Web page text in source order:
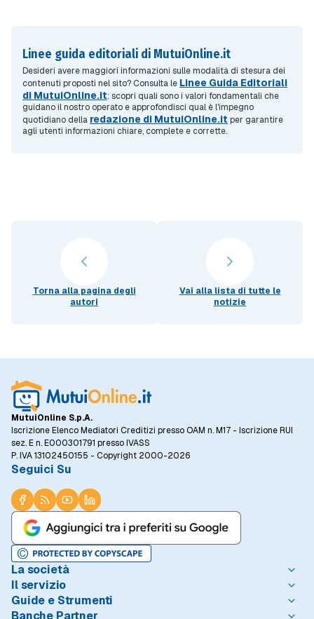
Linee guida editoriali di MutuiOnline.it
Desideri avere maggiori informazioni sulle modalità di stesura dei
contenuti proposti nel sito? Consulta le Linee Guida Editoriali
di MutuiOnline.it: scopri quali sono i valori fondamentali che
guidano il nostro operato e approfondisci qual è l'impegno
quotidiano della redazione di MutuiOnline.it per garantire
agli utenti informazioni chiare, complete e corrette.
Torna alla pagina degli
autori
Vai alla lista di tutte le
notizie
MutuiOnline S.p.A.
Iscrizione Elenco Mediatori Creditizi presso OAM n. M17 - Iscrizione RUI
sez. E n. E000301791 presso IVASS
P. IVA 13102450155 - Copyright 2000-2026
Seguici Su
La società
Chi è MutuiOnline.it
Contatta MutuiOnline.it
Opinioni degli Utenti
Il servizio
Come Funziona
Condizioni di Utilizzo
Guide e Strumenti
Banche Partner